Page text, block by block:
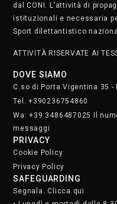
dal CONI. L’attività di
istituzionali e necessaria
Sport dilettantistico
ATTIVITÀ RISERVATE AI
DOVE SIAMO
C.so di Porta Vigentina 35 -
Tel. +390236754860
Wa: +39 3486487025 Il
messaggi
PRIVACY
Cookie Policy
Privacy Policy
SAFEGUARDING
Segnala. Clicca qui